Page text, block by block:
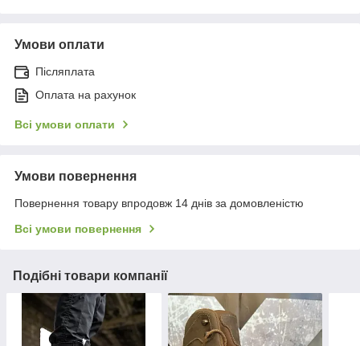
Умови оплати
Післяплата
Оплата на рахунок
Всі умови оплати
Умови повернення
Повернення товару впродовж 14 днів за домовленістю
Всі умови повернення
Подібні товари компанії